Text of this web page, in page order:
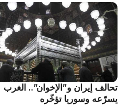
تحالف إيران و"الإخوان".. الغرب
يسرّعه وسوريا تؤخّره